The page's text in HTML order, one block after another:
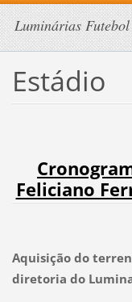
Luminárias
Estádio
Feliciano
Aquisição do
diretoria do